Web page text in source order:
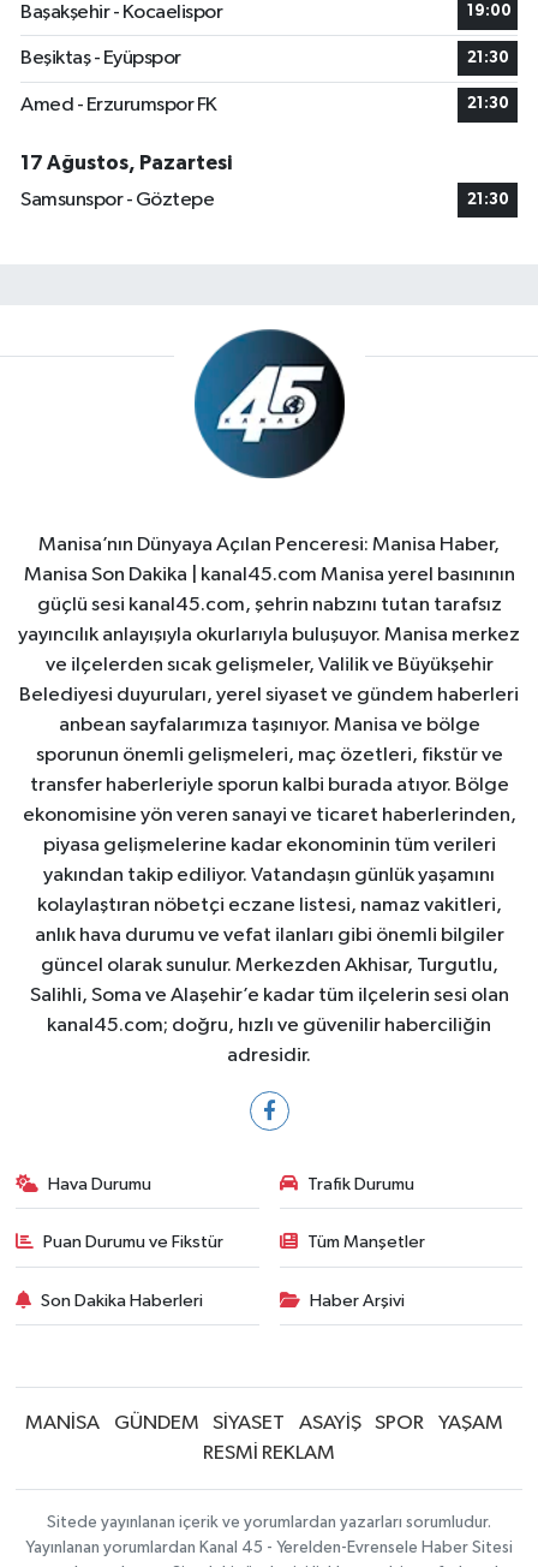
Başakşehir - Kocaelispor
19:00
Beşiktaş - Eyüpspor 21:30
Amed - Erzurumspor FK 21:30
17 Ağustos, Pazartesi
Samsunspor - Göztepe
21:30
Manisa’nın Dünyaya Açılan Penceresi: Manisa Haber,
Manisa Son Dakika | kanal45.com Manisa yerel basınının
güçlü sesi kanal45.com, şehrin nabzını tutan tarafsız
yayıncılık anlayışıyla okurlarıyla buluşuyor. Manisa merkez
ve ilçelerden sıcak gelişmeler, Valilik ve Büyükşehir
Belediyesi duyuruları, yerel siyaset ve gündem haberleri
anbean sayfalarımıza taşınıyor. Manisa ve bölge
sporunun önemli gelişmeleri, maç özetleri, fikstür ve
transfer haberleriyle sporun kalbi burada atıyor. Bölge
ekonomisine yön veren sanayi ve ticaret haberlerinden,
piyasa gelişmelerine kadar ekonominin tüm verileri
yakından takip ediliyor. Vatandaşın günlük yaşamını
kolaylaştıran nöbetçi eczane listesi, namaz vakitleri,
anlık hava durumu ve vefat ilanları gibi önemli bilgiler
güncel olarak sunulur. Merkezden Akhisar, Turgutlu,
Salihli, Soma ve Alaşehir’e kadar tüm ilçelerin sesi olan
kanal45.com; doğru, hızlı ve güvenilir haberciliğin
adresidir.
Hava Durumu Trafik Durumu
Puan Durumu ve Fikstür Tüm Manşetler
Son Dakika Haberleri Haber Arşivi
MANİSA GÜNDEM SİYASET ASAYİŞ SPOR
YAŞAM
RESMİ REKLAM
Sitede yayınlanan içerik ve yorumlardan yazarları sorumludur.
Yayınlanan yorumlardan Kanal 45 - Yerelden-Evrensele Haber Sitesi